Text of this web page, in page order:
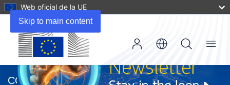
Skip to main content
Web oficial de la UE
abrirá
CORDIS
Menu